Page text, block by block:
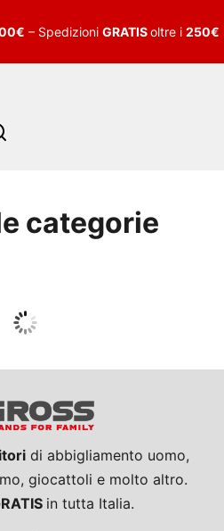
– Spedizioni GRATISoltre i 250€
h
categorie
tutto
di abbigliamento uomo,
giocattoli e molto altro.
in tutta Italia.